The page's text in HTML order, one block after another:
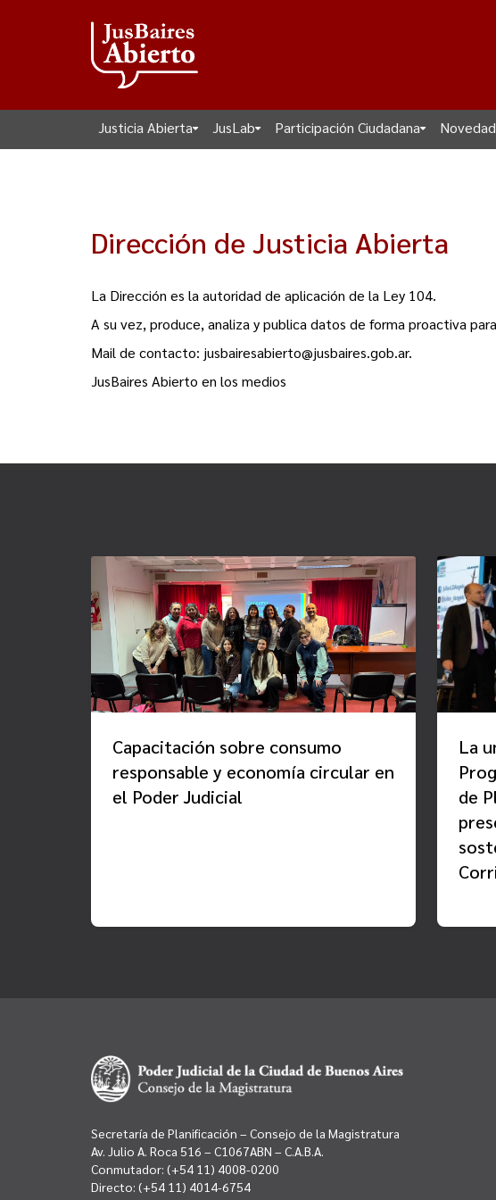
Justicia Abierta JusLab Participación Ciudadana
Dirección de Justicia Abierta
La Dirección es la autoridad de aplicación de la Ley 104.
A su vez, produce, analiza y publica datos de forma proactiva
Mail de contacto: jusbairesabierto@jusbaires.gob.ar.
JusBaires Abierto en los medios
Capacitación sobre consumo
responsable y economía circular en
el Poder Judicial
La
de
Secretaría de Planificación – Consejo de la Magistratura
Av. Julio A. Roca 516 – C1067ABN – C.A.B.A.
Conmutador: (+54 11) 4008-0200
Directo: (+54 11) 4014-6754